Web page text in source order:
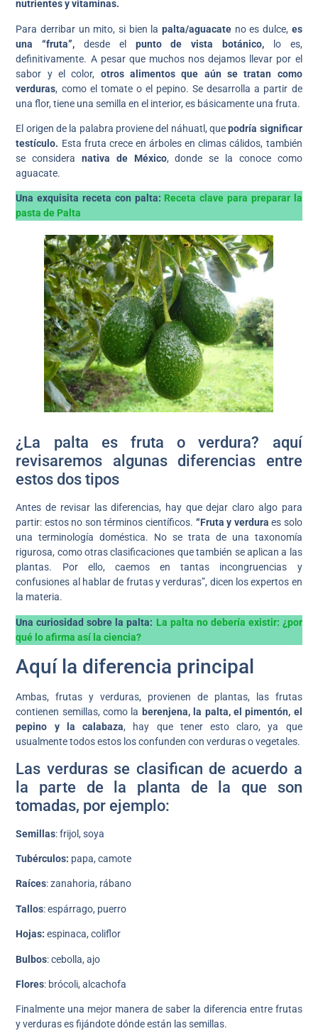
nutrientes y vitaminas.
Para derribar un mito, si bien la palta/aguacateno es dulce, es
una “fruta”, desde el punto de vista botánico, lo es,
definitivamente. A pesar que muchos nos dejamos llevar por el
sabor y el color, otros alimentos que aún se tratan como
verduras, como el tomate o el pepino. Se desarrolla a partir de
una flor, tiene una semilla en el interior, es básicamente una fruta.
El origen de la palabra proviene del náhuatl, quepodría significar
testículo. Esta fruta crece en árboles en climas cálidos, también
se considera nativa de México, donde se la conoce como
aguacate.
Una exquisita receta con palta: Receta clave para preparar la
pasta de Palta
¿La palta es fruta o verdura? aquí
revisaremos algunas diferencias entre
estos dos tipos
Antes de revisar las diferencias, hay que dejar claro algo para
partir: estos no son términos científicos. “Fruta y verdura es solo
una terminología doméstica. No se trata de una taxonomía
rigurosa, como otras clasificaciones que también se aplican a las
plantas. Por ello, caemos en tantas incongruencias y
confusiones al hablar de frutas y verduras”, dicen los expertos en
la materia.
Una curiosidad sobre la palta: La palta no debería existir: ¿por
qué lo afirma así la ciencia?
Aquí la diferencia principal
Ambas, frutas y verduras, provienen de plantas, las frutas
contienen semillas, como la berenjena, la palta, el pimentón, el
pepino y la calabaza, hay que tener esto claro, ya que
usualmente todos estos los confunden con verduras o vegetales.
Las verduras se clasifican de acuerdo a
la parte de la planta de la que son
tomadas, por ejemplo:
Semillas: frijol, soya
Tubérculos: papa, camote
Raíces: zanahoria, rábano
Tallos: espárrago, puerro
Hojas: espinaca, coliflor
Bulbos: cebolla, ajo
Flores: brócoli, alcachofa
Finalmente una mejor manera de saber la diferencia entre frutas
y verduras es fijándote dónde están las semillas.